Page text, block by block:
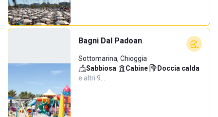
Bagni Dal Padoan
Sottomarina, Chioggia
Sabbiosa· Cabine· Doccia calda·
e altri 9…